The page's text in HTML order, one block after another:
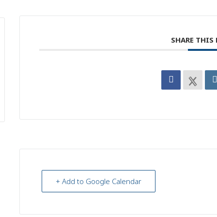
SHARE THIS
+ Add to Google Calendar